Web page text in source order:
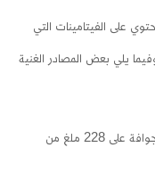
على الفيتامينات التي
يلي بعض المصادر الغنية
حيث يحتوي كل 100 غرام من الجوافة على 228 ملغ من